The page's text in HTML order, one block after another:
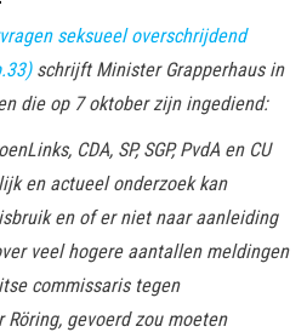
seksueel overschrijdend
schrijft Minister Grapperhaus in
die op 7 oktober zijn ingediend:
CDA, SP, SGP, PvdA en CU
en actueel onderzoek kan
en of er niet naar aanleiding
veel hogere aantallen meldingen
commissaris tegen
gevoerd zou moeten